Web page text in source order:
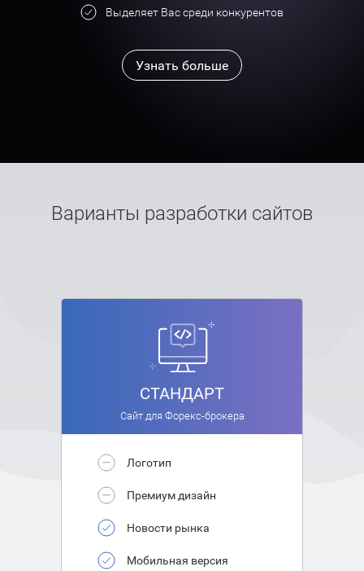
Выделяет Вас среди конкурентов
Узнать больше
Варианты разработки сайтов
СТАНДАРТ
Сайт для Форекс-брокера
Логотип
Премиум дизайн
Новости рынка
Мобильная версия